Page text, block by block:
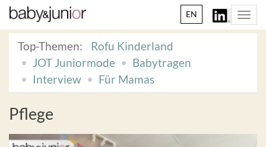
EN
Top-Themen:
Rofu Kinderland
JOT Juniormode
Babytragen
Interview
Für Mamas
Pflege